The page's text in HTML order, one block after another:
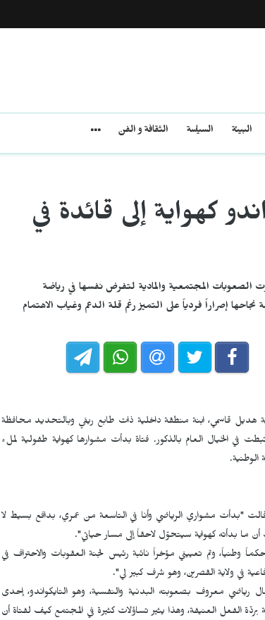
البيئة السياسة الثقافة و الفن
كهواية إلى قائدة في
الصعوبات المجتمعية والمادية لتفرض نفسها في رياضة
إصراراً فردياً على التميز رغم قلة الدعم وغياب الاهتمام
هديل قاسمي، ابنة منطقة داخلية ذات طابع ريفي وبالتحديد محافظة
في الخيال العام بالذكور. فتاة بدأت مشوارها كهواية طفولية لملء
الوطنية.
"بدأت مشواري الرياضي وأنا في التاسعة من عمري، بدافع بسيط لا
ما بدأته كهواية سيتحوّل لاحقاً إلى مسار حياتي".
وطنياً، وتم تعييني مؤخراً نائبة رئيس لجنة العقوبات والاحتراف في
في ولاية القصرين، وهو شرف كبير لي".
معروف بصعوبته البدنية والنفسية، وهو التايكواندو، إحدى
بردّة الفعل العنيفة، وهذا يثير تساؤلات كثيرة في المجتمع كيف لفتاة أن